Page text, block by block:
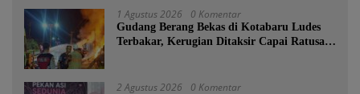
1 Agustus 2026 0 Komentar
Gudang Berang Bekas di Kotabaru Ludes
Terbakar, Kerugian Ditaksir Capai Ratusan
2 Agustus 2026 0 Komentar